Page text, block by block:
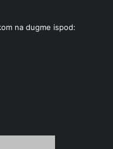
na dugme ispod: